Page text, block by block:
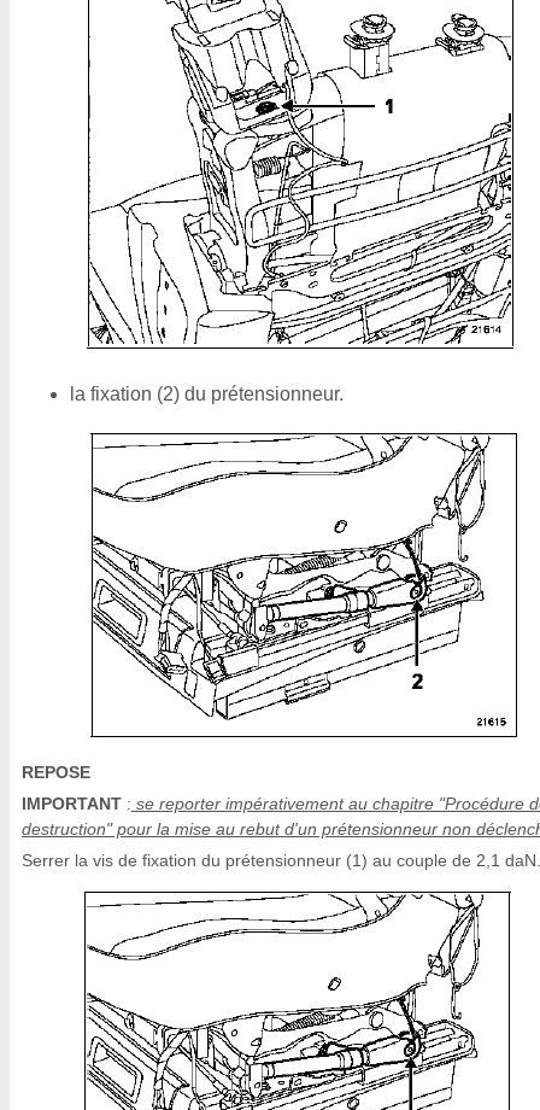
la fixation (2) du prétensionneur.
REPOSE
IMPORTANT : se reporter impérativement au chapitre "Procédure
destruction" pour la mise au rebut d'un prétensionneur non
Serrer la vis de fixation du prétensionneur (1) au couple de 2,1